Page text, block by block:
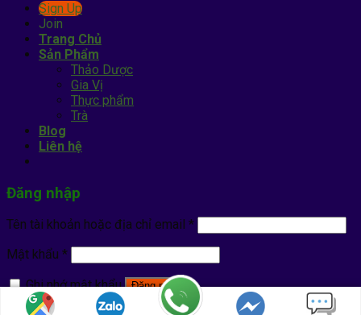
Sign Up
Join
Trang Chủ
Sản Phẩm
Thảo Dược
Gia Vị
Thực phẩm
Trà
Blog
Liên hệ
Đăng nhập
Tên tài khoản hoặc địa chỉ email *
Mật khẩu *
Ghi nhớ mật khẩu
Đăng nhập